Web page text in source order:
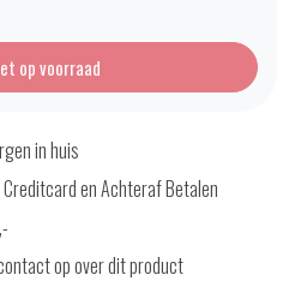
op voorraad
in huis
en Achteraf Betalen
op over dit product